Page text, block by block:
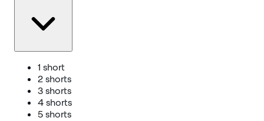
1 short
2 shorts
3 shorts
4 shorts
5 shorts